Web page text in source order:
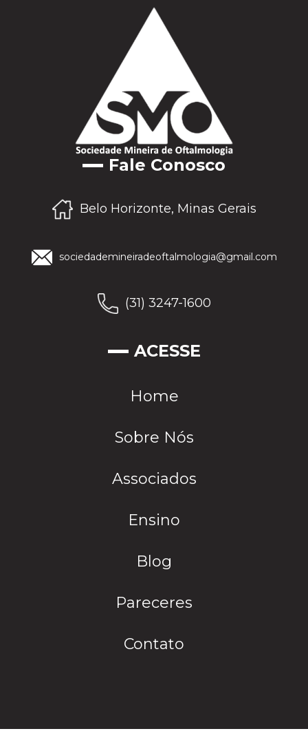
Fale Conosco
Belo Horizonte, Minas Gerais
sociedademineiradeoftalmologia@gmail.com
(31) 3247-1600
ACESSE
Home
Sobre Nós
Associados
Ensino
Blog
Pareceres
Contato